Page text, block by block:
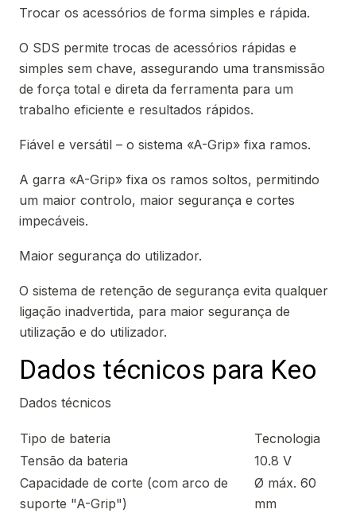
Trocar os acessórios de forma simples e rápida.
O SDS permite trocas de acessórios rápidas e
simples sem chave, assegurando uma transmissão
de força total e direta da ferramenta para um
trabalho eficiente e resultados rápidos.
Fiável e versátil – o sistema «A-Grip» fixa ramos.
A garra «A-Grip» fixa os ramos soltos, permitindo
um maior controlo, maior segurança e cortes
impecáveis.
Maior segurança do utilizador.
O sistema de retenção de segurança evita qualquer
ligação inadvertida, para maior segurança de
utilização e do utilizador.
Dados técnicos para Keo
Dados técnicos
Tipo de bateria
Tecnologia
Tensão da bateria
10.8 V
Capacidade de corte (com arco de
suporte "A-Grip")
Ø máx. 60
mm